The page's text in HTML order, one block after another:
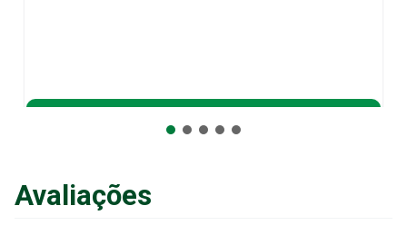
R$1.329,91no Pix
ou R$ 1.399 90
Avaliações